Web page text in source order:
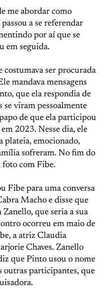
me abordar como
a se referendar
por aí que se
em seguida.
ser procurada
mandava mensagens
que ela respondia de
se viram pessoalmente
de que ela participou
2023. Nesse dia, ele
plateia, emocionado,
sofreram. No fim do
foto com Fibe.
Fibe para uma conversa
Macho e disse que
que seria a sua
ocorreu em maio de
a atriz Claudia
Chaves. Zanello
que Pinto usou o nome
outras participantes, que